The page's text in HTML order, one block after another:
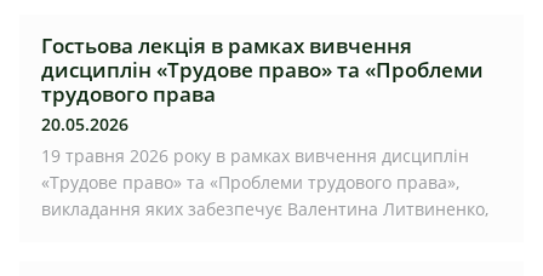
Гостьова лекція в рамках вивчення
дисциплін «Трудове право» та «Проблеми
трудового права
20.05.2026
19 травня 2026 року в рамках вивчення дисциплін
«Трудове право» та «Проблеми трудового права»,
викладання яких забезпечує Валентина Литвиненко,